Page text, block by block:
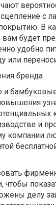
с
В
вам будет
удобно
или
бренда
и
и
компании
чтобы
делу